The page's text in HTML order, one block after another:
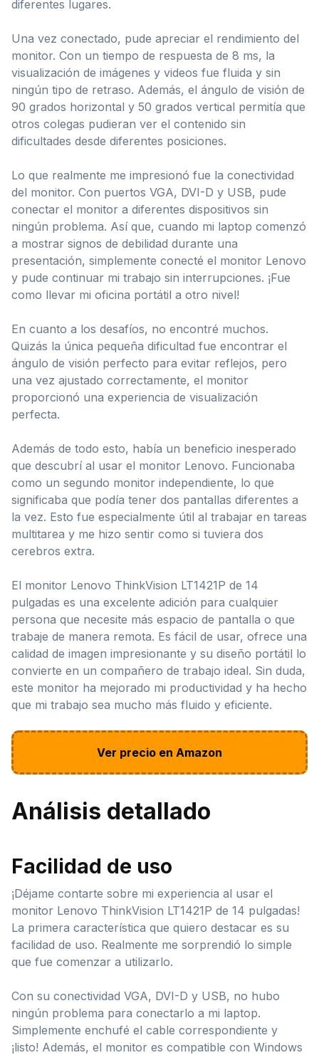
diferentes lugares.
Una vez conectado, pude apreciar el rendimiento del
monitor. Con un tiempo de respuesta de 8 ms, la
visualización de imágenes y videos fue fluida y sin
ningún tipo de retraso. Además, el ángulo de visión de
90 grados horizontal y 50 grados vertical permitía que
otros colegas pudieran ver el contenido sin
dificultades desde diferentes posiciones.
Lo que realmente me impresionó fue la conectividad
del monitor. Con puertos VGA, DVI-D y USB, pude
conectar el monitor a diferentes dispositivos sin
ningún problema. Así que, cuando mi laptop comenzó
a mostrar signos de debilidad durante una
presentación, simplemente conecté el monitor Lenovo
y pude continuar mi trabajo sin interrupciones. ¡Fue
como llevar mi oficina portátil a otro nivel!
En cuanto a los desafíos, no encontré muchos.
Quizás la única pequeña dificultad fue encontrar el
ángulo de visión perfecto para evitar reflejos, pero
una vez ajustado correctamente, el monitor
proporcionó una experiencia de visualización
perfecta.
Además de todo esto, había un beneficio inesperado
que descubrí al usar el monitor Lenovo. Funcionaba
como un segundo monitor independiente, lo que
significaba que podía tener dos pantallas diferentes a
la vez. Esto fue especialmente útil al trabajar en tareas
multitarea y me hizo sentir como si tuviera dos
cerebros extra.
El monitor Lenovo ThinkVision LT1421P de 14
pulgadas es una excelente adición para cualquier
persona que necesite más espacio de pantalla o que
trabaje de manera remota. Es fácil de usar, ofrece una
calidad de imagen impresionante y su diseño portátil lo
convierte en un compañero de trabajo ideal. Sin duda,
este monitor ha mejorado mi productividad y ha hecho
que mi trabajo sea mucho más fluido y eficiente.
Ver precio en Amazon
Análisis detallado
Facilidad de uso
¡Déjame contarte sobre mi experiencia al usar el
monitor Lenovo ThinkVision LT1421P de 14 pulgadas!
La primera característica que quiero destacar es su
facilidad de uso. Realmente me sorprendió lo simple
que fue comenzar a utilizarlo.
Con su conectividad VGA, DVI-D y USB, no hubo
ningún problema para conectarlo a mi laptop.
Simplemente enchufé el cable correspondiente y
¡listo! Además, el monitor es compatible con Windows